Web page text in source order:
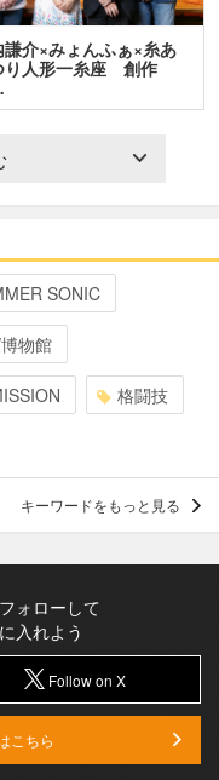
謙介×みょんふぁ×糸あ
り人形一糸座 創作
SONIC
物館
格闘技
キーワードをもっと見る
ォローして
入れよう
Follow on X
こちら